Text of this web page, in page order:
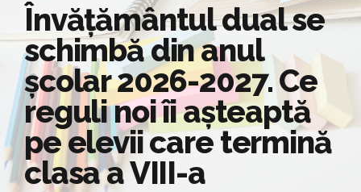
Învățământul dual se
schimbă din anul
școlar 2026-2027. Ce
reguli noi îi așteaptă
pe elevii care termină
clasa a VIII-a